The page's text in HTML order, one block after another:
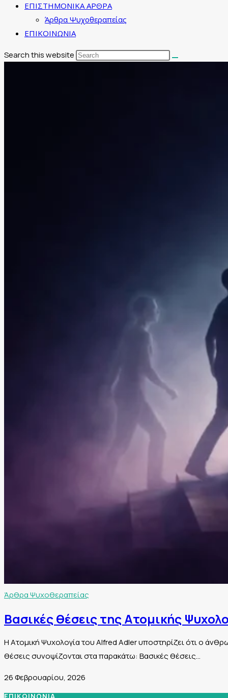
ΕΠΙΣΤΗΜΟΝΙΚΑ ΑΡΘΡΑ
Άρθρα Ψυχοθεραπείας
ΕΠΙΚΟΙΝΩΝΙΑ
Search this website
Άρθρα Ψυχοθεραπείας
Βασικές θέσεις της Ατομικής
Η Ατομική Ψυχολογία του Alfred Adler υποστηρίζει ότι ο
θέσεις συνοψίζονται στα παρακάτω: Βασικές θέσεις…
26 Φεβρουαρίου, 2026